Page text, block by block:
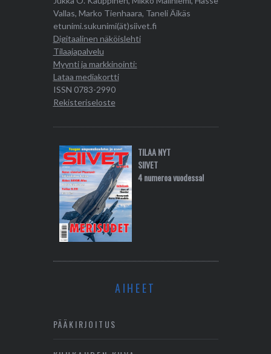
Vallas, Marko Tienhaara, Taneli Äikäs
etunimi.sukunimi(ät)siivet.fi
Digitaalinen näköislehti
Tilaajapalvelu
Myynti ja markkinointi:
Lataa mediakortti
ISSN 0783-2990
Rekisteriseloste
TILAA NYT
SIIVET
4 numeroa vuodessa!
AIHEET
PÄÄKIRJOITUS